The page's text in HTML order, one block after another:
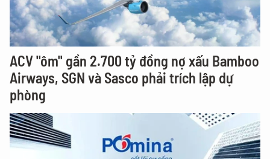
ACV "ôm" gần 2.700 tỷ đồng nợ xấu Bamboo
Airways, SGN và Sasco phải trích lập dự
phòng